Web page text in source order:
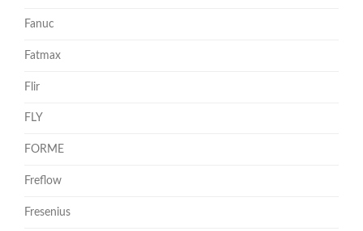
Fanuc
Fatmax
Flir
FLY
FORME
Freflow
Fresenius